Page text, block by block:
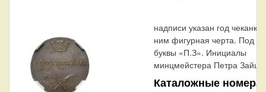
надписи указан год
ним фигурная черта. Под
буквы «П.З». Инициалы
минцмейстера Петра
Каталожные номера